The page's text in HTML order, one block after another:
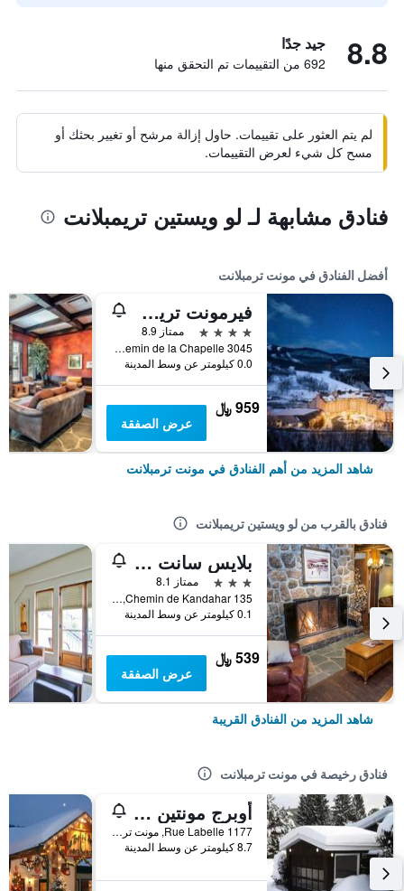
8.8 جيد جدًا
692 من التقييمات تم التحقق منها
لم يتم العثور على تقييمات. حاول إزالة مرشح أو تغيير بحثك أو
مسح كل شيء لعرض التقييمات.
فنادق مشابهة لـ لو ويستين تريمبلانت
أفضل الفنادق في مونت ترمبلانت
فيرمونت تريمبلانت
4 نجوم
ممتاز 8.9
3045 Chemin de la Chapelle, مونت ترمبلانت, QC, كندا
0.0 كيلومتر عن وسط المدينة
959 ﷼
عرض الصفقة
شاهد المزيد من أهم الفنادق في مونت ترمبلانت
فنادق بالقرب من لو ويستين تريمبلانت
بلايس سانت بيرنارد
3 نجوم
ممتاز 8.1
135 Chemin de Kandahar, مونت ترمبلانت, QC, كندا
0.1 كيلومتر عن وسط المدينة
539 ﷼
عرض الصفقة
شاهد المزيد من الفنادق القريبة
فنادق رخيصة في مونت ترمبلانت
أوبرج مونتين فيو إن
1177 Rue Labelle, مونت ترمبلانت, QC, كندا
8.7 كيلومتر عن وسط المدينة